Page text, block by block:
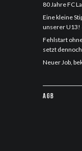
80 Jahre FC
Eine kleine
unserer U13!
Fehlstart
setzt
Neuer Job,
AGB